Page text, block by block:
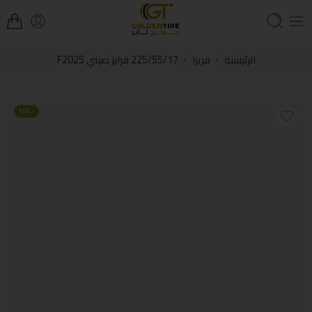
الرئيسية فريزا 225/55/17 فرايز صيني F2025
-10%